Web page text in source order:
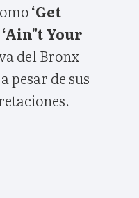
‘Get
‘Ain"t Your
del Bronx
pesar de sus